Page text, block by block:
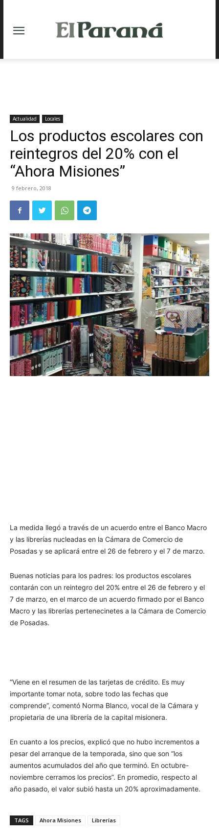
Actualidad Locales
Los productos escolares con
reintegros del 20% con el
“Ahora Misiones”
9 febrero, 2018
La medida llegó a través de un acuerdo entre el Banco Macro
y las librerías nucleadas en la Cámara de Comercio de
Posadas y se aplicará entre el 26 de febrero y el 7 de marzo.
Buenas noticias para los padres: los productos escolares
contarán con un reintegro del 20% entre el 26 de febrero y el
7 de marzo, en el marco de un acuerdo firmado por el Banco
Macro y las librerías pertenecinetes a la Cámara de Comercio
de Posadas.
“Viene en el resumen de las tarjetas de crédito. Es muy
importante tomar nota, sobre todo las fechas que
comprende”, comentó Norma Blanco, vocal de la Cámara y
propietaria de una librería de la capital misionera.
En cuanto a los precios, explicó que no hubo incrementos a
pesar del arranque de la temporada, sino que son “los
aumentos acumulados del año que terminó. En octubre-
noviembre cerramos los precios”. En promedio, respecto al
año pasado, el valor subió hasta un 20% aproximadamente.
TAGS Ahora Misiones Librerías